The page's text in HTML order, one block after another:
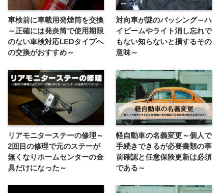
車検前に車載用発煙筒を交換
～正確には発炎筒で使用期限
のない車検対応LEDタイプへ
の交換がおすすめ～
対向車が謎のパッシング～ハ
イビームやライト消し忘れで
もない知らないと損するその
意味～
リアモニターステーの修理～
2回目の修理で元のステーが
無くなりホームセンターの金
具だけになった～
軽自動車の名義変更～個人で
手続きできるが必要書類の事
前確認と任意保険更新は必須
である～